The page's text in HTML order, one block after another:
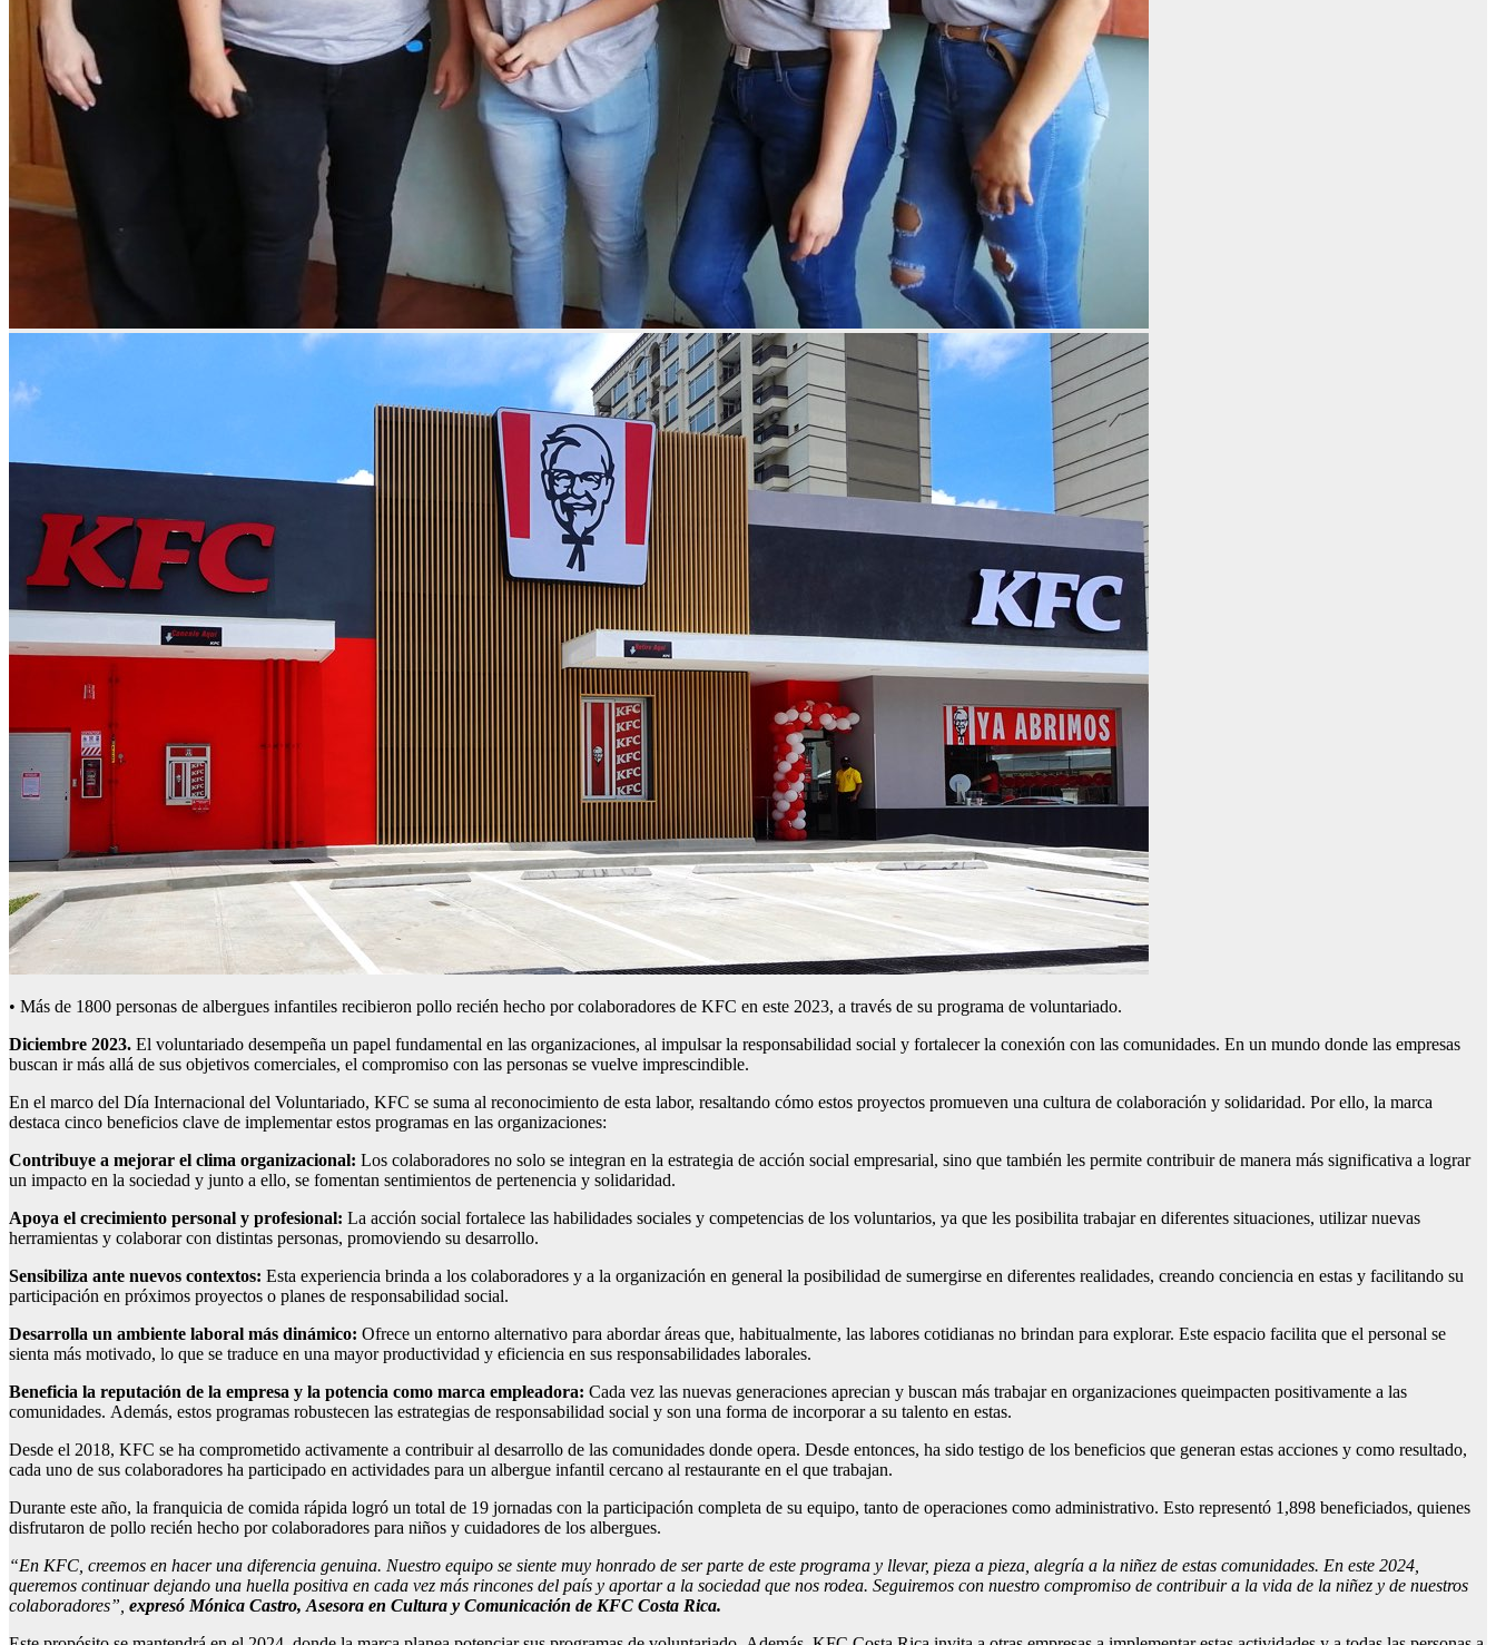
• Más de 1800 personas de albergues infantiles recibieron pollo recién hecho por colaboradores de KFC en este 2023, a través de su programa de voluntariado.
Diciembre 2023. El voluntariado desempeña un papel fundamental en las organizaciones, al impulsar la responsabilidad social y fortalecer la conexión con las comunidades. En un mundo donde las empresas
buscan ir más allá de sus objetivos comerciales, el compromiso con las personas se vuelve imprescindible.
En el marco del Día Internacional del Voluntariado, KFC se suma al reconocimiento de esta labor, resaltando cómo estos proyectos promueven una cultura de colaboración y solidaridad. Por ello, la marca
destaca cinco beneficios clave de implementar estos programas en las organizaciones:
Contribuye a mejorar el clima organizacional: Los colaboradores no solo se integran en la estrategia de acción social empresarial, sino que también les permite contribuir de manera más significativa a lograr
un impacto en la sociedad y junto a ello, se fomentan sentimientos de pertenencia y solidaridad.
Apoya el crecimiento personal y profesional: La acción social fortalece las habilidades sociales y competencias de los voluntarios, ya que les posibilita trabajar en diferentes situaciones, utilizar nuevas
herramientas y colaborar con distintas personas, promoviendo su desarrollo.
Sensibiliza ante nuevos contextos: Esta experiencia brinda a los colaboradores y a la organización en general la posibilidad de sumergirse en diferentes realidades, creando conciencia en estas y facilitando su
participación en próximos proyectos o planes de responsabilidad social.
Desarrolla un ambiente laboral más dinámico: Ofrece un entorno alternativo para abordar áreas que, habitualmente, las labores cotidianas no brindan para explorar. Este espacio facilita que el personal se
sienta más motivado, lo que se traduce en una mayor productividad y eficiencia en sus responsabilidades laborales.
Beneficia la reputación de la empresa y la potencia como marca empleadora: Cada vez las nuevas generaciones aprecian y buscan más trabajar en organizaciones queimpacten positivamente a las
comunidades. Además, estos programas robustecen las estrategias de responsabilidad social y son una forma de incorporar a su talento en estas.
Desde el 2018, KFC se ha comprometido activamente a contribuir al desarrollo de las comunidades donde opera. Desde entonces, ha sido testigo de los beneficios que generan estas acciones y como resultado,
cada uno de sus colaboradores ha participado en actividades para un albergue infantil cercano al restaurante en el que trabajan.
Durante este año, la franquicia de comida rápida logró un total de 19 jornadas con la participación completa de su equipo, tanto de operaciones como administrativo. Esto representó 1,898 beneficiados, quienes
disfrutaron de pollo recién hecho por colaboradores para niños y cuidadores de los albergues.
“En KFC, creemos en haceruna diferencia genuina. Nuestro equipo se siente muy honrado de ser parte de este programa y llevar, pieza a pieza, alegría a la niñez de estas comunidades. En este 2024,
queremos continuar dejando una huella positiva en cada vez más rincones del país y aportar a la sociedad que nos rodea. Seguiremos con nuestro compromiso de contribuir a la vida de la niñez y de nuestros
colaboradores”, expresóMónica Castro,Asesora en Cultura y Comunicación de KFC Costa Rica.